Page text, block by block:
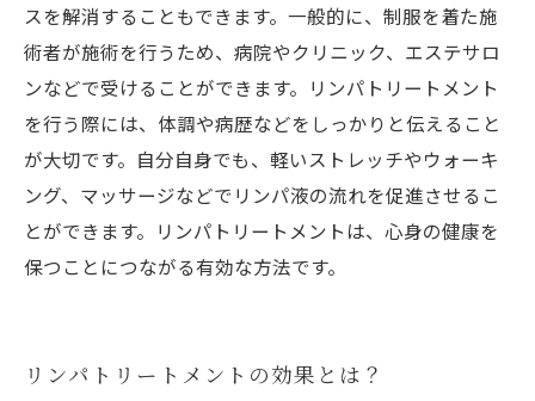
スを解消することもできます。一般的に、制服を着た施
術者が施術を行うため、病院やクリニック、エステサロ
ンなどで受けることができます。リンパトリートメント
を行う際には、体調や病歴などをしっかりと伝えること
が大切です。自分自身でも、軽いストレッチやウォーキ
ング、マッサージなどでリンパ液の流れを促進させるこ
とができます。リンパトリートメントは、心身の健康を
保つことにつながる有効な方法です。
リンパトリートメントの効果とは？